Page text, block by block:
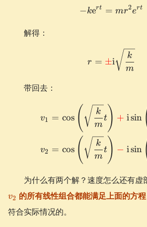
-
−kert = mr2ert
解得：
r =
r = ±i
m
k
带回去：
v1
v2
= cos ( m
k
t) + isin
= cos ( m
k
t) − isin
为什么有两个解？速度怎么还有虚
v2 的所有线性组合都能满足上面的方程
符合实际情况的。